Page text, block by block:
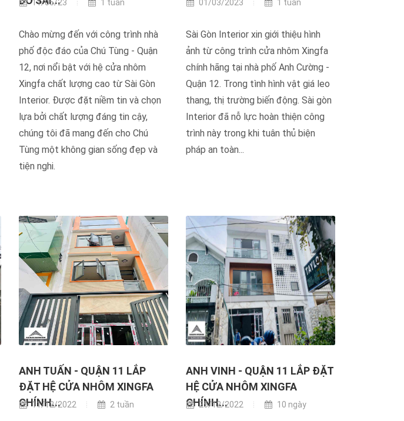
11/05/23 1 tuần
Chào mừng đến với công trình nhà
phố độc đáo của Chú Tùng - Quận
12, nơi nổi bật với hệ cửa nhôm
Xingfa chất lượng cao từ Sài Gòn
Interior. Được đặt niềm tin và chọn
lựa bởi chất lượng đáng tin cậy,
chúng tôi đã mang đến cho Chú
Tùng một không gian sống đẹp và
tiện nghi.
01/03/2023 1 tuần
Sài Gòn Interior xin giới thiệu hình
ảnh từ công trình cửa nhôm Xingfa
chính hãng tại nhà phố Anh Cường -
Quận 12. Trong tình hình vật giá leo
thang, thị trường biến động. Sài gòn
Interior đã nỗ lực hoàn thiện công
trình này trong khi tuân thủ biện
pháp an toàn...
ANH TUẤN - QUẬN 11 LẮP
ĐẶT HỆ CỬA NHÔM XINGFA
CHÍNH...
11/12/2022 2 tuần
ANH VINH - QUẬN 11 LẮP ĐẶT
HỆ CỬA NHÔM XINGFA
CHÍNH...
25/12/2022 10 ngày